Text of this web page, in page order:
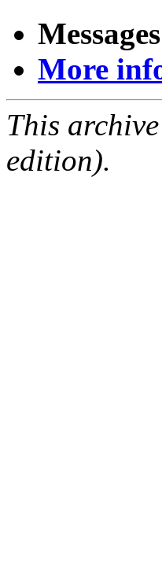
More
This
edition).